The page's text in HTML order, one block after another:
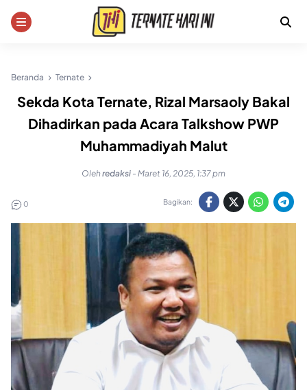
Beranda Ternate
Sekda Kota Ternate, Rizal Marsaoly Bakal
Dihadirkan pada Acara Talkshow PWP
Muhammadiyah Malut
Olehredaksi - Maret 16, 2025, 1:37 pm
0 Bagikan: